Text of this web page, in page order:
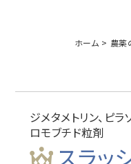
ホーム 農薬
ジメタメトリン、ピ
ロモブチド粒剤
スラッ